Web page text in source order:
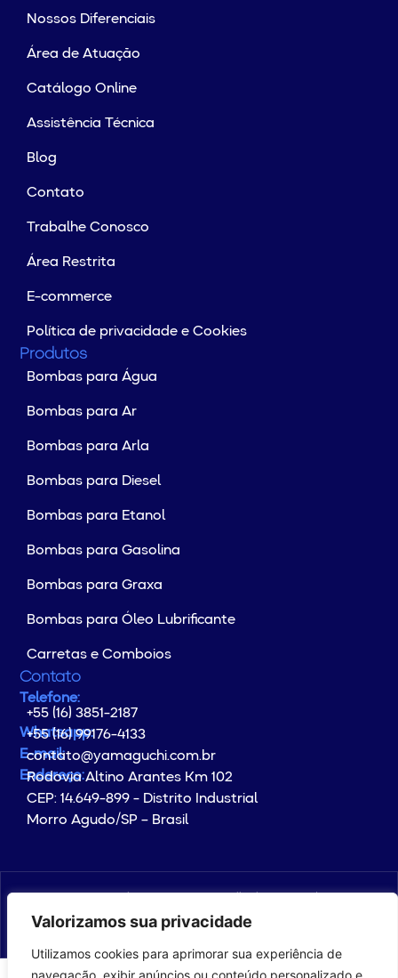
Valorizamos sua privacidade
Utilizamos cookies para aprimorar sua experiência de
navegação, exibir anúncios ou conteúdo personalizado e
Nossos Diferenciais
Área de Atuação
Catálogo Online
Assistência Técnica
Blog
Contato
Trabalhe Conosco
Área Restrita
E-commerce
Política de privacidade e Cookies
Produtos
Bombas para Água
Bombas para Ar
Bombas para Arla
Bombas para Diesel
Bombas para Etanol
Bombas para Gasolina
Bombas para Graxa
Bombas para Óleo Lubrificante
Carretas e Comboios
Contato
Telefone:
+55 (16) 3851-2187
Whatsapp:
+55 (16) 99176-4133
E-mail:
contato@yamaguchi.com.br
Endereço:
Rodovia Altino Arantes Km 102
CEP: 14.649-899 - Distrito Industrial
Morro Agudo/SP – Brasil
com por com5​​